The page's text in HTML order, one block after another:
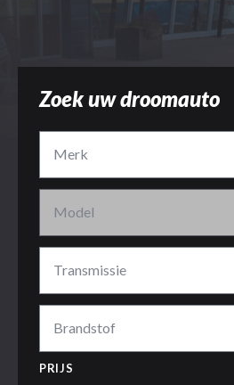
Over ons
Zoek uw droomauto
Merk
Model
Transmissie
Brandstof
PRIJS